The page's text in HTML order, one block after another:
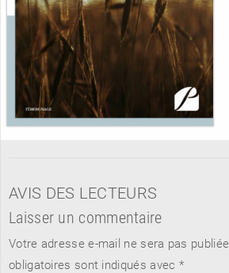
AVIS DES LECTEURS
Laisser un commentaire
Votre adresse e-mail ne sera pas publiée.
obligatoires sont indiqués avec *